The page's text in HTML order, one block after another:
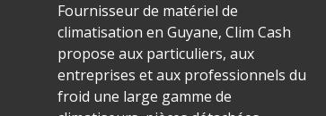
Fournisseur de matériel de
climatisation en Guyane, Clim Cash
propose aux particuliers, aux
entreprises et aux professionnels du
froid une large gamme de